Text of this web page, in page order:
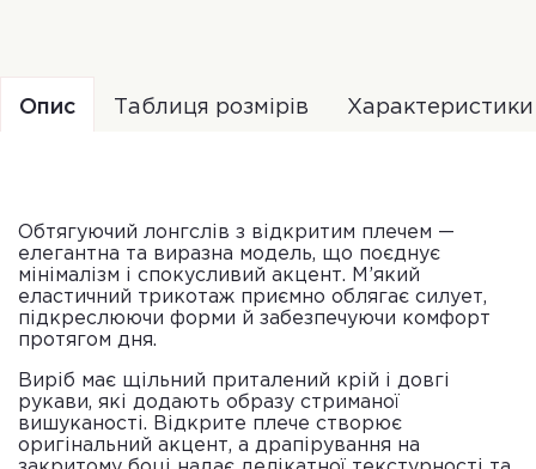
Опис Таблиця розмірів Характеристики
Обтягуючий лонгслів з відкритим плечем —
елегантна та виразна модель, що поєднує
мінімалізм і спокусливий акцент. М’який
еластичний трикотаж приємно облягає силует,
підкреслюючи форми й забезпечуючи комфорт
протягом дня.
Виріб має щільний приталений крій і довгі
рукави, які додають образу стриманої
вишуканості. Відкрите плече створює
оригінальний акцент, а драпірування на